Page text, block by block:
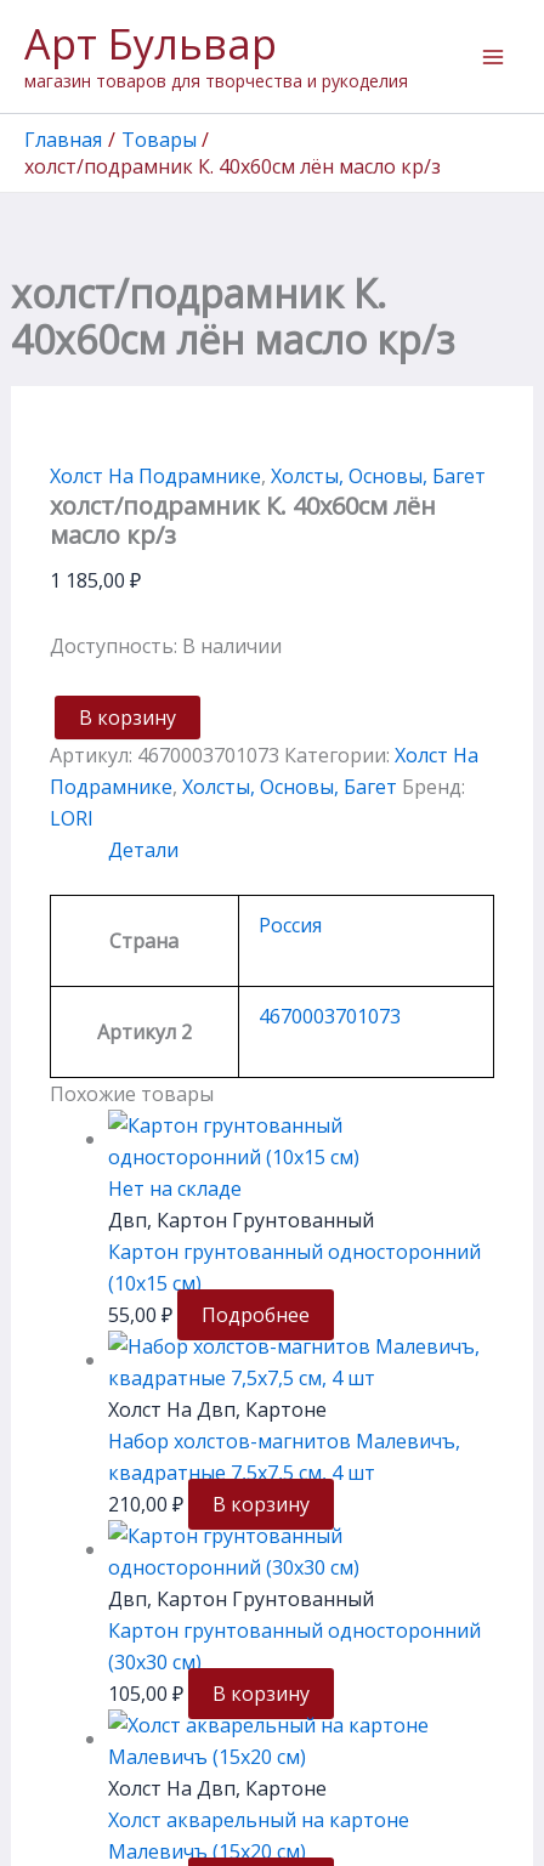
содержимому
Арт Бульвар
магазин товаров для творчества и рукоделия
Главная
Товары
холст/подрамник К. 40х60см лён масло кр/з
холст/подрамник К.
40х60см лён масло кр/з
Холст На Подрамнике, Холсты, Основы, Багет
холст/подрамник К. 40х60см лён
масло кр/з
1 185,00 ₽
Доступность: В наличии
товара
холст/
подрамник
К.
40х60см
масло
В корзину
Артикул: 4670003701073 Категории: Холст На
Подрамнике, Холсты, Основы, Багет Бренд:
LORI
Детали
Страна
Россия
Артикул 2
4670003701073
Похожие товары
Нет на складе
Двп, Картон Грунтованный
Картон грунтованный односторонний
(10х15 см)
55,00 ₽ Подробнее
Холст На Двп, Картоне
Набор холстов-магнитов Малевичъ,
квадратные 7,5х7,5 см, 4 шт
210,00 ₽ В корзину
Двп, Картон Грунтованный
Картон грунтованный односторонний
(30х30 см)
105,00 ₽ В корзину
Холст На Двп, Картоне
Холст акварельный на картоне
Малевичъ (15х20 см)